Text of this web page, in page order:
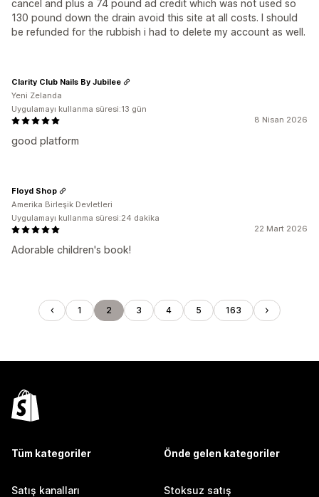
cancel and plus a 74 pound ad credit which was not used so
130 pound down the drain avoid this site at all costs. I should
be refunded for the rubbish i had to delete my account as well.
8 Nisan 2026
good platform
Clarity Club Nails By Jubilee
Yeni Zelanda
Uygulamayı kullanma süresi:13 gün
22 Mart 2026
Adorable children's book!
Floyd Shop
Amerika Birleşik Devletleri
Uygulamayı kullanma süresi:24 dakika
1 2 3 4 5 163
Tüm kategoriler
Satış kanalları
Önde gelen kategoriler
Stoksuz satış